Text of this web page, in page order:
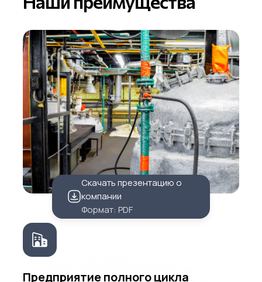
Предприятие полного цикла
Скачать презентацию о
компании
Формат: PDF